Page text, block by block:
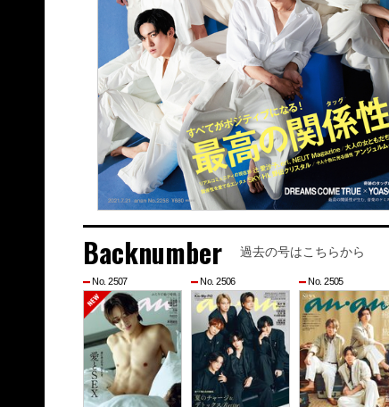
Backnumber 過去の号はこちらから
No. 2507 No. 2506 No. 2505